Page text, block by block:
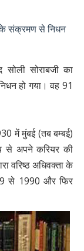
के संक्रमण से निधन
सोराबजी का
हो गया। वह 91
में मुंबई (तब बम्बई)
से अपने करियर की
वरिष्ठ अधिवक्ता के
से 1990 और फिर